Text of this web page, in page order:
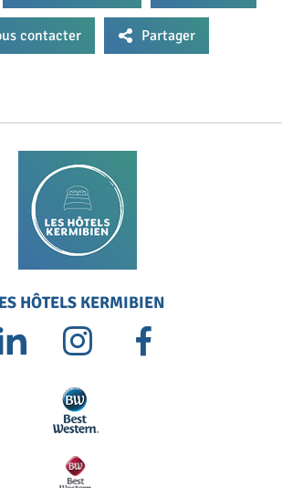
contacter Partager
HÔTELS KERMIBIEN